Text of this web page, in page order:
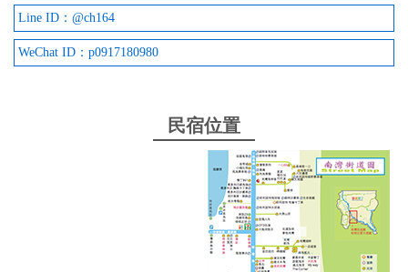
Line ID：@ch164
WeChat ID：p0917180980
民宿位置